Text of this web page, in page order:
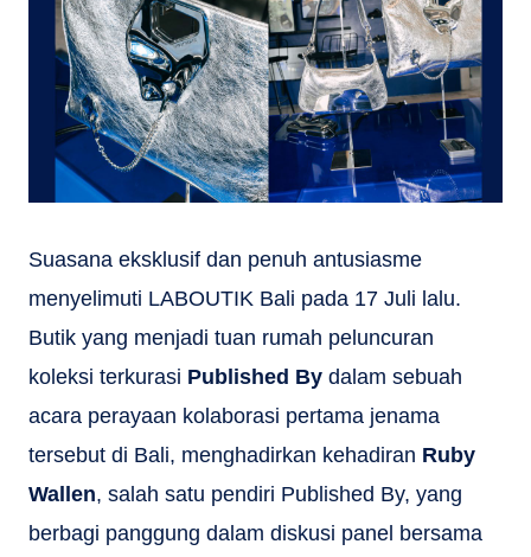
Suasana eksklusif dan penuh antusiasme
menyelimuti LABOUTIK Bali pada 17 Juli lalu.
Butik yang menjadi tuan rumah peluncuran
koleksi terkurasi Published By dalam sebuah
acara perayaan kolaborasi pertama jenama
tersebut di Bali, menghadirkan kehadiran Ruby
Wallen, salah satu pendiri Published By, yang
berbagi panggung dalam diskusi panel bersama